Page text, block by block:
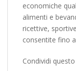
economiche
alimenti e
ricettive,
consentite fino
Condividi